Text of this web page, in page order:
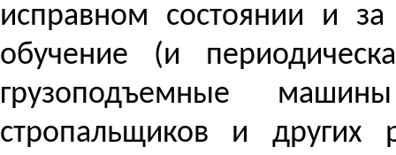
исправном состоянии и
обучение (и
грузоподъемные
стропальщиков и других